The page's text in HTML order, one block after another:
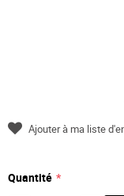
Quantité
Ajouter à ma liste